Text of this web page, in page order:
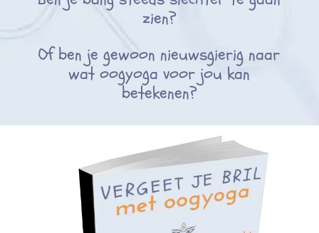
zien?
Of ben je gewoon nieuwsgierig naar
wat oogyoga voor jou kan
betekenen?